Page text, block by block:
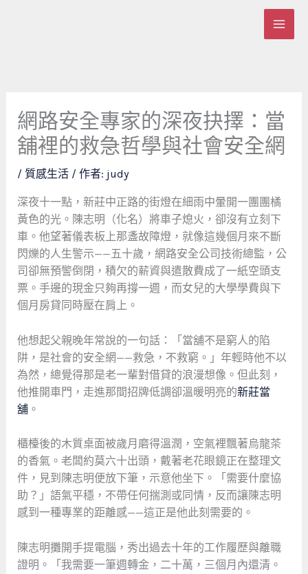
網路安全專家的深夜抉擇：當
舖裡的救急哲學與社會安全網
/ 質感生活/ 作者: judy
深夜十一點，新莊中正路的街燈在細雨中暈開一團團橘
黃色的光。陳志明（化名）將車子熄火，卻沒有立刻下
車。他望著儀表板上那盞故障燈，就像這幾個月來不斷
閃爍的人生警示——五十歲，網路安全公司技術總監，公
司卻無預警倒閉，積欠的薪資與遣散費成了一紙空頭支
票。手邊的現金只夠再撐一週，而女兒的大學學費與下
個月房貸同時壓在肩上。
他想起父親晚年常說的一句話：「當舖不是窮人的陷
阱，是社會的安全網——救急，不救窮。」年輕時他不以
為然，總覺得那是老一輩對借貸的浪漫想像。但此刻，
他推開車門，走進那間招牌低調卻溫暖明亮的新莊當
舖。
櫃檯後的木質桌面被歲月磨得溫潤，空氣裡飄著烏龍茶
的香氣。老闆約莫六十出頭，戴著老花眼鏡正在整理文
件，見到陳志明便放下筆，示意他坐下。「需要什麼協
助？」語氣平穩，不帶任何揣測或同情，反而讓陳志明
感到一種專業的距離感——這正是他此刻需要的。
陳志明攤開手提電腦，秀出過去十年的工作履歷與離職
證明。「我需要一筆週轉金，二十萬，三個月內還清。